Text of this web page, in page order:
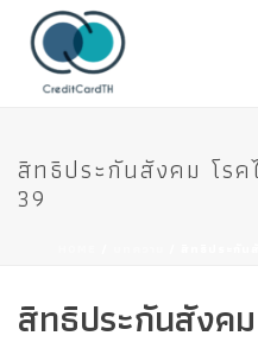
สิทธิประกันสังคม โรค
39
สิทธิประกันสังค